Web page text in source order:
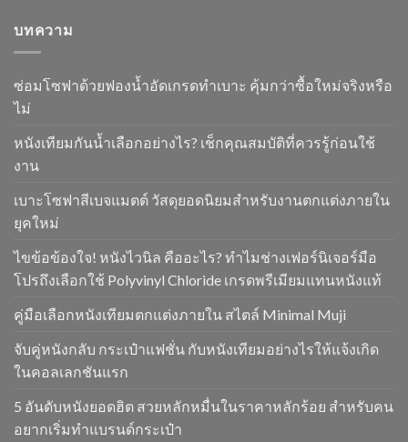
บทความ
ซ่อมโซฟาด้วยฟองน้ำอัดเกรดทำเบาะ คุ้มกว่าซื้อใหม่จริงหรือ
ไม่
หนังเทียมกันน้ำเลือกอย่างไร? เช็กคุณสมบัติที่ควรรู้ก่อนใช้
งาน
เบาะโซฟาสีเบจแมตต์ วัสดุยอดนิยมสำหรับงานตกแต่งภายใน
ยุคใหม่
ไขข้อข้องใจ! หนังไวนิล คืออะไร? ทำไมช่างเฟอร์นิเจอร์มือ
โปรถึงเลือกใช้ Polyvinyl Chloride เกรดพรีเมียมแทนหนังแท้
คู่มือเลือกหนังเทียมตกแต่งภายใน สไตล์ Minimal Muji
จับคู่หนังกลับ กระเป๋าแฟชั่น กับหนังเทียมอย่างไรให้แจ้งเกิด
ในคอลเลกชันแรก
5 อันดับหนังยอดฮิต สวยหลักหมื่นในราคาหลักร้อย สำหรับคน
อยากเริ่มทำแบรนด์กระเป๋า